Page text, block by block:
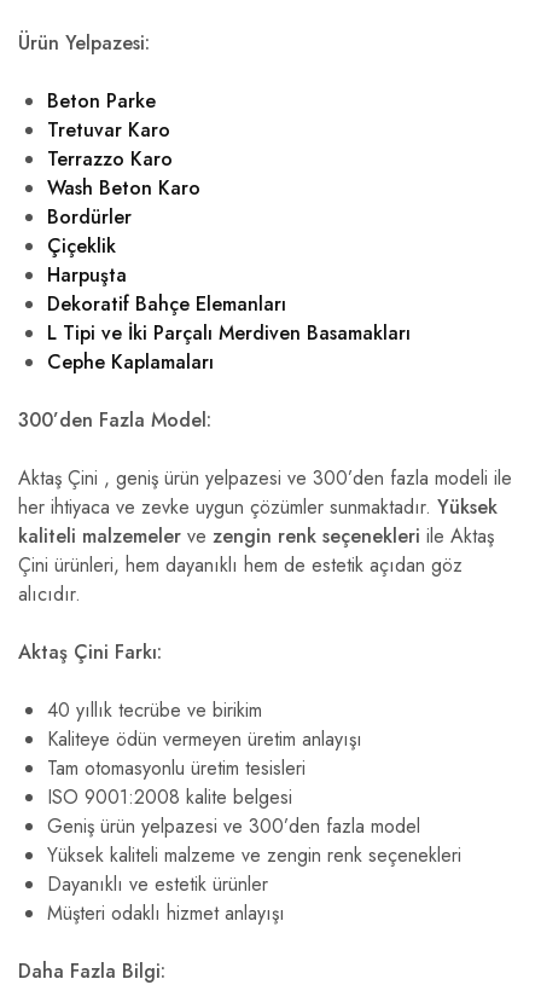
Ürün Yelpazesi:
Beton Parke
Tretuvar Karo
Terrazzo Karo
Wash Beton Karo
Bordürler
Çiçeklik
Harpuşta
Dekoratif Bahçe Elemanları
L Tipi ve İki Parçalı Merdiven Basamakları
Cephe Kaplamaları
300’den Fazla Model:
Aktaş Çini , geniş ürün yelpazesi ve 300’den fazla modeli ile
her ihtiyaca ve zevke uygun çözümler sunmaktadır. Yüksek
kaliteli malzemeler ve zengin renk seçenekleri ile Aktaş
Çini ürünleri, hem dayanıklı hem de estetik açıdan göz
alıcıdır.
Aktaş Çini Farkı:
40 yıllık tecrübe ve birikim
Kaliteye ödün vermeyen üretim anlayışı
Tam otomasyonlu üretim tesisleri
ISO 9001:2008 kalite belgesi
Geniş ürün yelpazesi ve 300’den fazla model
Yüksek kaliteli malzeme ve zengin renk seçenekleri
Dayanıklı ve estetik ürünler
Müşteri odaklı hizmet anlayışı
Daha Fazla Bilgi: